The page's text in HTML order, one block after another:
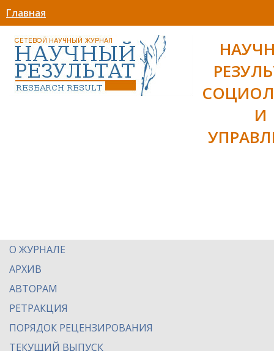
Главная
И
О ЖУРНАЛЕ
АРХИВ
АВТОРАМ
РЕТРАКЦИЯ
ПОРЯДОК РЕЦЕНЗИРОВАНИЯ
ТЕКУЩИЙ ВЫПУСК